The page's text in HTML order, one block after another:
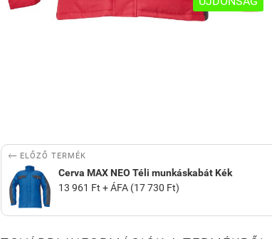
 ELŐZŐ TERMÉK
Cerva MAX NEO Téli munkáskabát Kék
13 961 Ft + ÁFA (17 730 Ft)